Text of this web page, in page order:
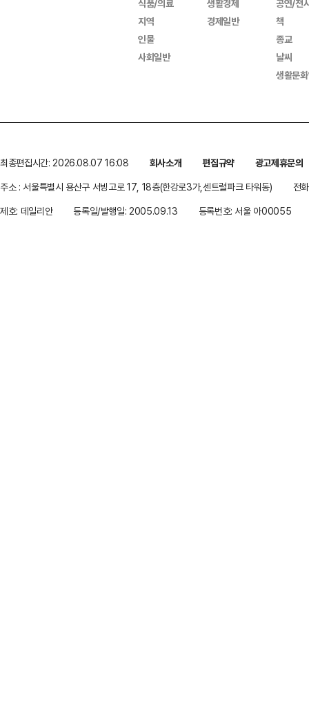
식품/의료
지역
인물
사회일반
생활경제
경제일반
공연/전
책
종교
날씨
생활문
최종편집시간: 2026.08.07 16:08 회사소개 편집규약
광고제휴문의
주소 : 서울특별시 용산구 서빙고로 17, 18층(한강로3가,센트럴파크 타워동)
전
제호: 데일리안
등록일/발행일: 2005.09.13 등록번호: 서울 아00055